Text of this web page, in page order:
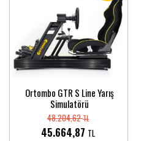
Ortombo GTR S Line Yarış
Simulatörü
48.204,62TL
45.664,87 TL